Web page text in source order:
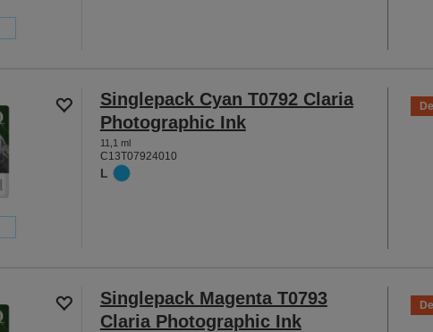
Singlepack Cyan T0792 Claria
Photographic Ink
11,1 ml
C13T07924010
L
Singlepack Magenta T0793
Claria Photographic Ink